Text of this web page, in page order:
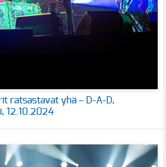
ratsastavat yhä – D-A-D,
12.10.2024